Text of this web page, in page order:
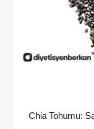
Chia Tohumu: